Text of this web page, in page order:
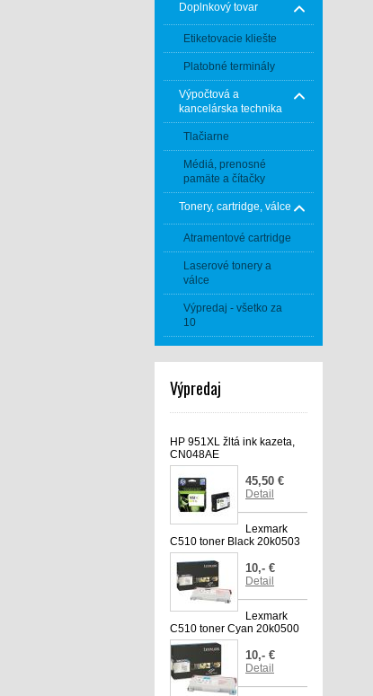
Doplnkový tovar
Etiketovacie kliešte
Platobné terminály
Výpočtová a
kancelárska technika
Tlačiarne
Médiá, prenosné
pamäte a čítačky
Tonery, cartridge, válce
Atramentové cartridge
Laserové tonery a
válce
Výpredaj - všetko za
10
Výpredaj
HP 951XL žltá ink kazeta,
CN048AE
45,50 €
Detail
Lexmark
C510 toner Black 20k0503
10,- €
Detail
Lexmark
C510 toner Cyan 20k0500
10,- €
Detail